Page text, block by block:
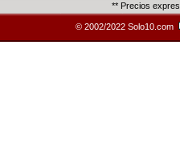
** Precios
© 2002/2022 Solo10.com